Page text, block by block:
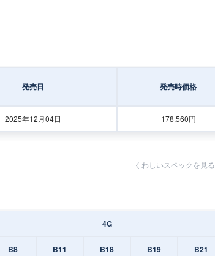
発売日 発売時価格
2025年12月04日 178,560円
くわしいスペックを見る
4G
B8 B11 B18 B19 B21